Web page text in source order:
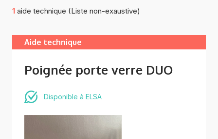
1 aide technique (Liste non-exaustive)
Aide technique
Poignée porte verre DUO
Disponible à ELSA